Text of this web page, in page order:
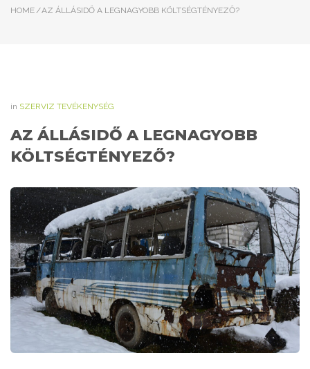
HOME/AZ ÁLLÁSIDŐ A LEGNAGYOBB KÖLTSÉGTÉNYEZŐ?
in SZERVIZ TEVÉKENYSÉG
AZ ÁLLÁSIDŐ A LEGNAGYOBB
KÖLTSÉGTÉNYEZŐ?